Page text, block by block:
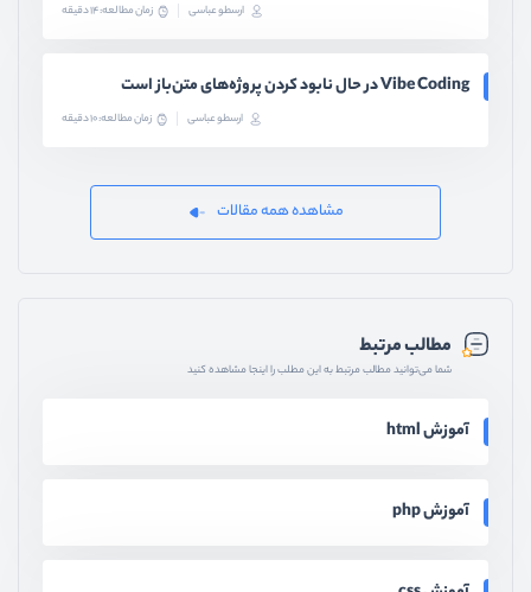
ارسطو عباسی زمان مطالعه: 14 دقیقه
Vibe Coding در حال نابود کردن پروژه‌های متن‌باز است
ارسطو عباسی زمان مطالعه: 10 دقیقه
مشاهده همه مقالات
مطالب مرتبط
شما می‌توانید مطالب مرتبط به این مطلب را اینجا مشاهده کنید
آموزش html
آموزش php